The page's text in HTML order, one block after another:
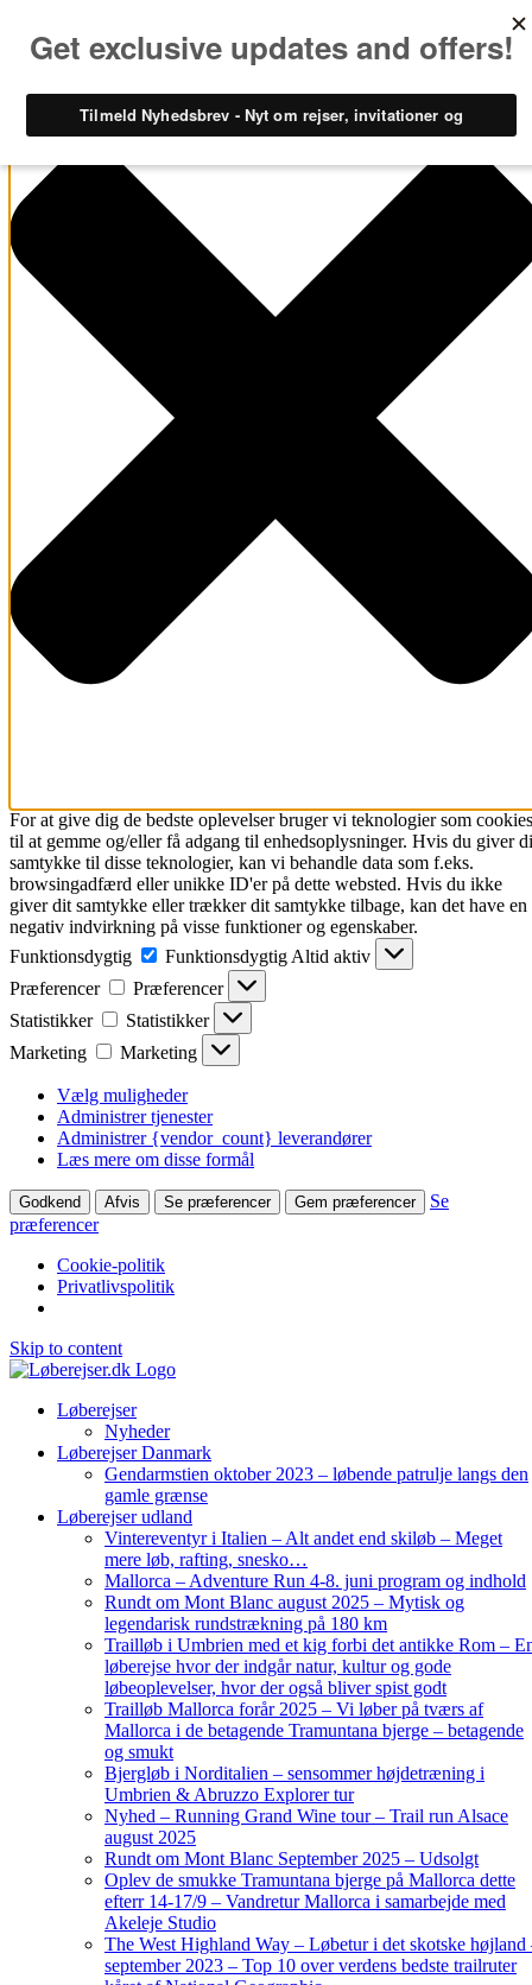
For at give dig de bedste oplevelser bruger vi teknologier som cookies
til at gemme og/eller få adgang til enhedsoplysninger. Hvis du giver
samtykke til disse teknologier, kan vi behandle data som f.eks.
browsingadfærd eller unikke ID'er på dette websted. Hvis du ikke
giver dit samtykke eller trækker dit samtykke tilbage, kan det have en
negativ indvirkning på visse funktioner og egenskaber.
Funktionsdygtig
Funktionsdygtig Altid aktiv
Præferencer
Præferencer
Statistikker
Statistikker
Marketing
Marketing
Vælg muligheder
Administrer tjenester
Administrer {vendor_count} leverandører
Læs mere om disse formål
Godkend Afvis Se præferencer Gem præferencer
Se
præferencer
Cookie-politik
Privatlivspolitik
Skip to content
Løberejser
Nyheder
Løberejser Danmark
Gendarmstien oktober 2023 – løbende patrulje langs den
gamle grænse
Løberejser udland
Vintereventyr i Italien – Alt andet end skiløb – Meget
mere løb, rafting, snesko…
Mallorca – Adventure Run 4-8. juni program og indhold
Rundt om Mont Blanc august 2025 – Mytisk og
legendarisk rundstrækning på 180 km
Trailløb i Umbrien med et kig forbi det antikke Rom –
løberejse hvor der indgår natur, kultur og gode
løbeoplevelser, hvor der også bliver spist godt
Trailløb Mallorca forår 2025 – Vi løber på tværs af
Mallorca i de betagende Tramuntana bjerge – betagende
og smukt
Bjergløb i Norditalien – sensommer højdetræning i
Umbrien & Abruzzo Explorer tur
Nyhed – Running Grand Wine tour – Trail run Alsace
august 2025
Rundt om Mont Blanc September 2025 – Udsolgt
Oplev de smukke Tramuntana bjerge på Mallorca dette
efterr 14-17/9 – Vandretur Mallorca i samarbejde med
Akeleje Studio
The West Highland Way – Løbetur i det skotske højland
september 2023 – Top 10 over verdens bedste trailruter